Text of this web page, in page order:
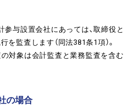
参与設置会社にあっては、取締役と
を監査します（同法381条1項）。
の対象は会計監査と業務監査を含む
の場合